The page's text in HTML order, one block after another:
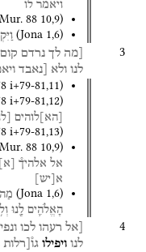
ויאמר לו
Mur. 88 10,9)
(Jona 1,6)
3 [מה לך נרדם קום
לנו ולא [נאבד
i+79-81,11)
i+79-81,12)
הא לוהים
i+79-81,13)
Mur. 88 10,9)
אל אלהיך֯ א
א יש
(Jona 1,6)
הָאֱלֹהִ֛ים לָ֖נוּ
4 [אל רעהו לכו
לנו ויפילו גו֯[רלות